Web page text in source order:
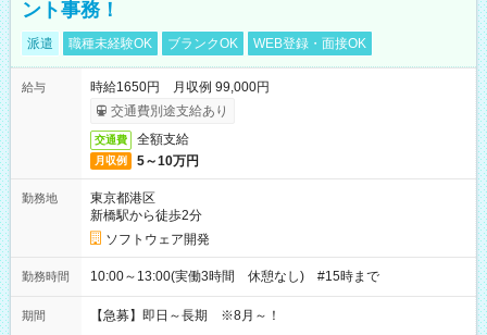
ント事務！
派遣 職種未経験OK ブランクOK WEB登録・面接OK
給与
時給1650円 月収例 99,000円
交通費別途支給あり
交通費 全額支給
月収例 5～10万円
勤務地
東京都港区
新橋駅から徒歩2分
ソフトウェア開発
勤務時間 10:00～13:00(実働3時間 休憩なし) #15時まで
期間 【急募】即日～長期 ※8月～！